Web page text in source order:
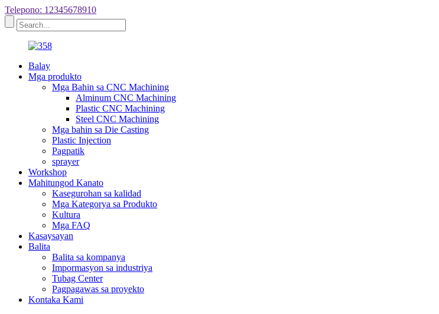
Telepono: 12345678910
Balay
Mga produkto
Mga Bahin sa CNC Machining
Alminum CNC Machining
Plastic CNC Machining
Steel CNC Machining
Mga bahin sa Die Casting
Plastic Injection
Pagpatik
sprayer
Workshop
Mahitungod Kanato
Kasegurohan sa kalidad
Mga Kategorya sa Produkto
Kultura
Mga FAQ
Kasaysayan
Balita
Balita sa kompanya
Impormasyon sa industriya
Tubag Center
Pagpagawas sa proyekto
Kontaka Kami